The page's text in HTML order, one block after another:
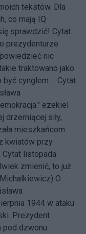
tekstów. Dla
co mają IQ
sprawdzić! Cytat
prezydenturze
nic
traktowano jako
cynglem ... Cytat
ezekiel
drzemiącej siły,
mieszkańcom
kwiatów przy
Cytat listopada
zmienić, to już
O
1944 w ataku
Prezydent
pod dzwonu